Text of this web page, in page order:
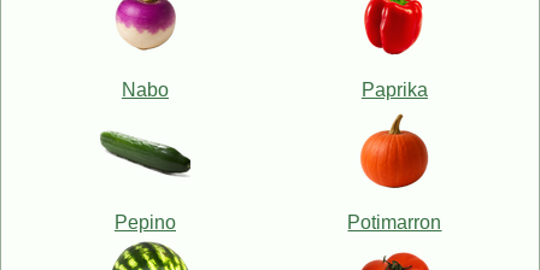
Nabo Paprika
Pepino Potimarron